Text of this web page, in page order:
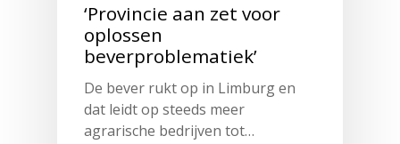
‘Provincie aan zet voor
oplossen
beverproblematiek’
De bever rukt op in Limburg en
dat leidt op steeds meer
agrarische bedrijven tot…